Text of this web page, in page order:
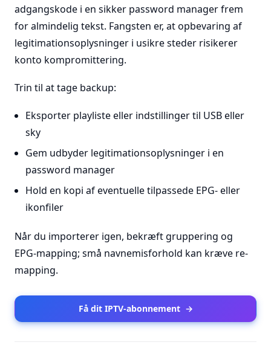
adgangskode i en sikker password manager frem
for almindelig tekst. Fangsten er, at opbevaring af
legitimationsoplysninger i usikre steder risikerer
konto kompromittering.
Trin til at tage backup:
Eksporter playliste eller indstillinger til USB eller
sky
Gem udbyder legitimationsoplysninger i en
password manager
Hold en kopi af eventuelle tilpassede EPG- eller
ikonfiler
Når du importerer igen, bekræft gruppering og
EPG-mapping; små navnemisforhold kan kræve re-
mapping.
Få dit IPTV-abonnement →